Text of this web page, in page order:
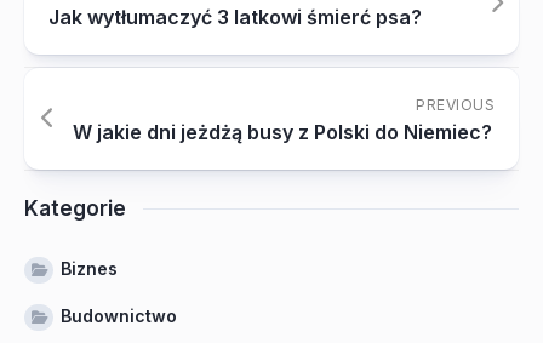
Jak wytłumaczyć 3 latkowi śmierć psa?
PREVIOUS
W jakie dni jeżdżą busy z Polski do Niemiec?
Kategorie
Biznes
Budownictwo